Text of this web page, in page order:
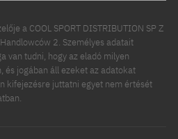
a COOL SPORT DISTRIBUTION SP Z
2. Személyes adatait
van tudni, hogy az eladó milyen
és jogában áll ezeket az adatokat
kifejezésre juttatni egyet nem értését